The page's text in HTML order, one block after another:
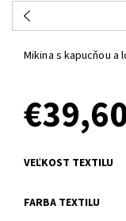
Mikina s kapucňou a
VEĽKOST TEXTILU
FARBA TEXTILU